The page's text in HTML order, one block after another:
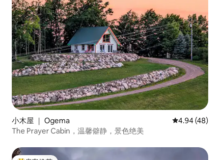
小木屋 ｜ Ogema 平均评分
4.94 (48)
The Prayer Cabin，温馨僻静，景色绝美